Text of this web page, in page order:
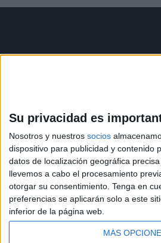
Su privacidad es
Nosotros y nuestros socios
dispositivo para publicidad y contenido
datos de localización geográfica
llevemos a cabo el procesamiento
otorgar su consentimiento. Tenga en
preferencias se aplicarán solo a este
inferior de la página web.
MÁS
Contáctanos
Phone:+34 91 593
Email: info@forofp.es
© Compás Mediterráneo